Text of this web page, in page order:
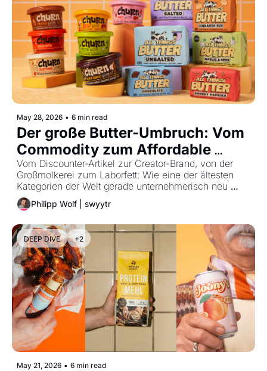
May 28, 2026 • 6 min read
Der große Butter-Umbruch: Vom
Commodity zum Affordable
Luxury
Vom Discounter-Artikel zur Creator-Brand, von der
Großmolkerei zum Laborfett: Wie eine der ältesten
Kategorien der Welt gerade unternehmerisch neu
interpretiert wird.
Philipp Wolf | swyytr
DEEP DIVE +2
May 21, 2026 • 6 min read